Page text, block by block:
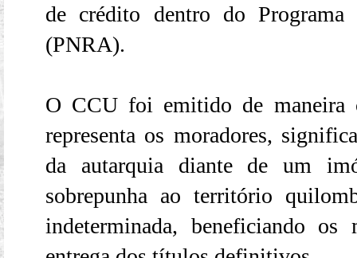
de crédito dentro do
(PNRA).
O CCU foi emitido de maneira
representa os moradores,
da autarquia diante de um
sobrepunha ao território
indeterminada, beneficiando